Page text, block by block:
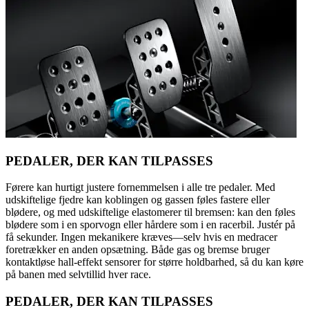
PEDALER, DER KAN TILPASSES
Førere kan hurtigt justere fornemmelsen i alle tre pedaler. Med
udskiftelige fjedre kan koblingen og gassen føles fastere eller
blødere, og med udskiftelige elastomerer til bremsen: kan den føles
blødere som i en sporvogn eller hårdere som i en racerbil. Justér på
få sekunder. Ingen mekanikere kræves—selv hvis en medracer
foretrækker en anden opsætning. Både gas og bremse bruger
kontaktløse hall-effekt sensorer for større holdbarhed, så du kan køre
på banen med selvtillid hver race.
PEDALER, DER KAN TILPASSES